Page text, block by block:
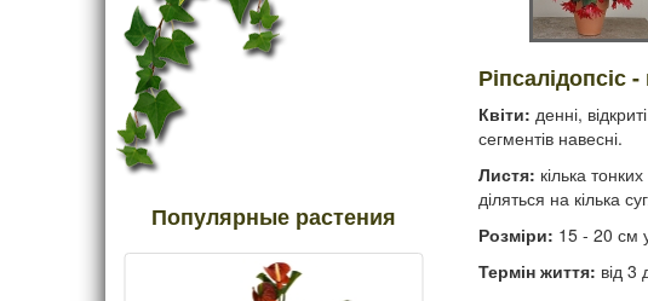
Популярные растения
Ріпсалідопсіс
Квіти: денні,
сегментів навесні.
Листя: кілька
діляться на кілька
Розміри: 15 - 20 см
Термін життя: від 3